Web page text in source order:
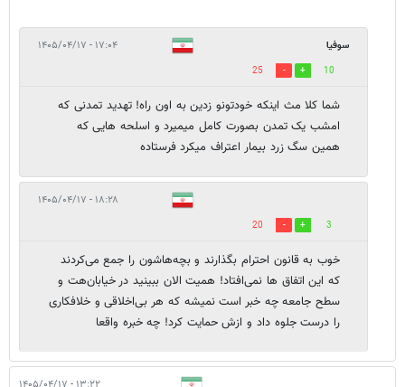
سوفیا ۱۷:۰۴ - ۱۴۰۵/۰۴/۱۷
10
25
شما کلا مث اینکه خودتونو زدین به اون راه! تهدید تمدنی که
امشب یک تمدن بصورت کامل میمیرد و اسلحه هایی که
همین سگ زرد بیمار اعتراف میکرد فرستاده
۱۸:۲۸ - ۱۴۰۵/۰۴/۱۷
3
20
خوب به قانون احترام بگذارند و بچه‌هاشون را جمع می‌کردند
که این اتفاق ها نمی‌افتاد! همیت الان ببینید در خیابان‌هت و
سطح جامعه چه خبر است نمیشه که هر بی‌اخلاقی و خلافکاری
را درست جلوه داد و ازش حمایت کرد! چه خبره واقعا